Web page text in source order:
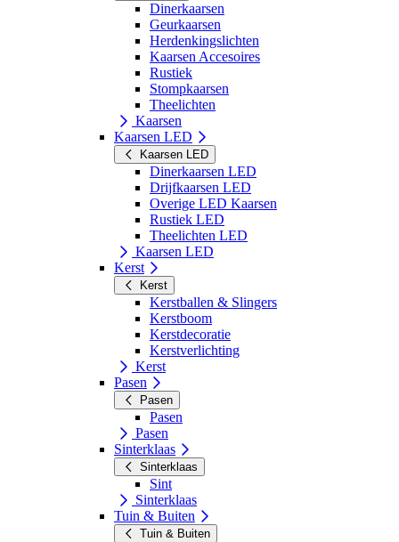
Dinerkaarsen
Geurkaarsen
Herdenkingslichten
Kaarsen Accesoires
Rustiek
Stompkaarsen
Theelichten
Kaarsen
Kaarsen LED
Kaarsen LED
Dinerkaarsen LED
Drijfkaarsen LED
Overige LED Kaarsen
Rustiek LED
Theelichten LED
Kaarsen LED
Kerst
Kerst
Kerstballen & Slingers
Kerstboom
Kerstdecoratie
Kerstverlichting
Kerst
Pasen
Pasen
Pasen
Pasen
Sinterklaas
Sinterklaas
Sint
Sinterklaas
Tuin & Buiten
Tuin & Buiten